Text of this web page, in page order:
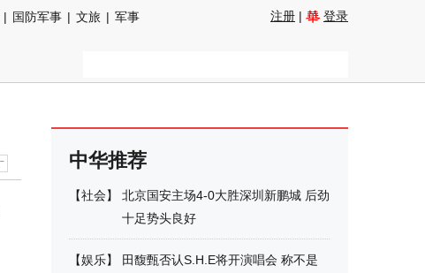
| 国防军事 | 文旅 | 军事
注册 | 登录
中华推荐
【社会】
北京国安主场4-0大胜深圳新鹏城 后劲
十足势头良好
【娱乐】
田馥甄否认S.H.E将开演唱会 称不是